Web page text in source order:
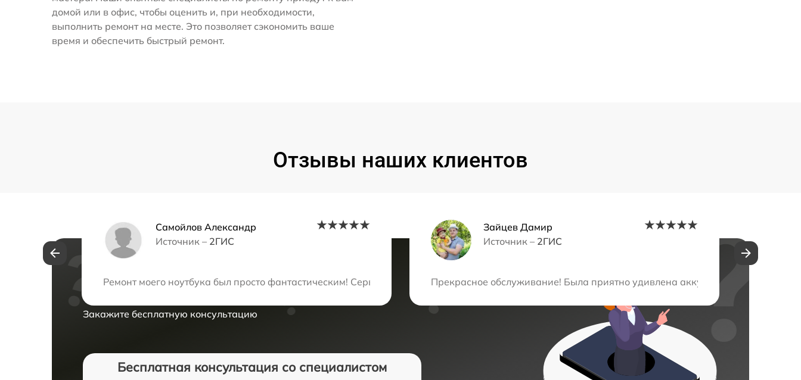
домой или в офис, чтобы оценить и, при необходимости,
выполнить ремонт на месте. Это позволяет сэкономить ваше
время и обеспечить быстрый ремонт.
Отзывы наших клиентов
Самойлов Александр
Источник – 2ГИС
Ремонт моего ноутбука был просто фантастическим! Сервис вообще огонь!) Все сделали очень быстро и качественно. Я рекомендую всем ваш
Зайцев Дамир
Источник – 2ГИС
Прекрасное обслуживание! Была приятно удивлена аккуратностью и
Нужна консультация?
Закажите бесплатную консультацию
Бесплатная консультация со специалистом